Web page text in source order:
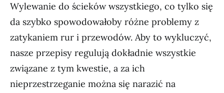
Wylewanie do ścieków wszystkiego, co tylko się
da szybko spowodowałoby różne problemy z
zatykaniem rur i przewodów. Aby to wykluczyć,
nasze przepisy regulują dokładnie wszystkie
związane z tym kwestie, a za ich
nieprzestrzeganie można się narazić na